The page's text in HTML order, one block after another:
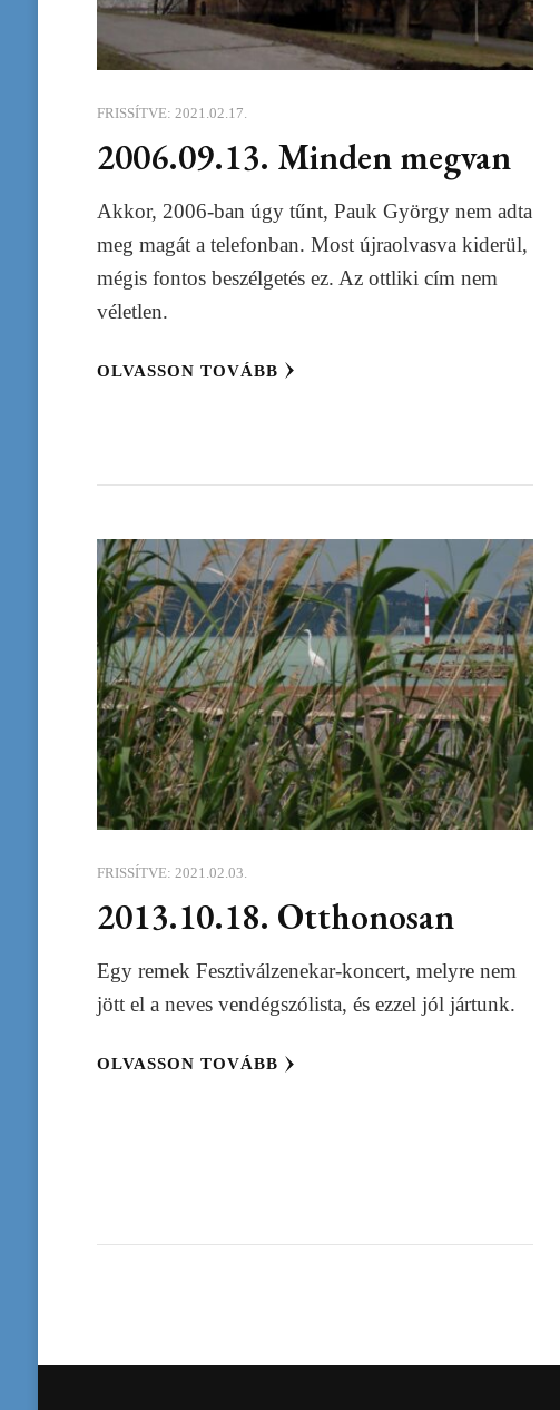
FRISSÍTVE:2021.02.17.
2006.09.13. Minden megvan
Akkor, 2006-ban úgy tűnt, Pauk György nem adta
meg magát a telefonban. Most újraolvasva kiderül,
mégis fontos beszélgetés ez. Az ottliki cím nem
véletlen.
OLVASSON TOVÁBB
FRISSÍTVE:2021.02.03.
2013.10.18. Otthonosan
Egy remek Fesztiválzenekar-koncert, melyre nem
jött el a neves vendégszólista, és ezzel jól jártunk.
OLVASSON TOVÁBB